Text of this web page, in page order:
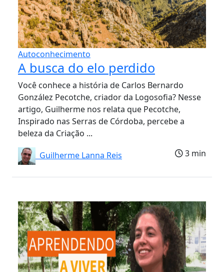
Autoconhecimento
A busca do elo perdido
Você conhece a história de Carlos Bernardo
González Pecotche, criador da Logosofia? Nesse
artigo, Guilherme nos relata que Pecotche,
Inspirado nas Serras de Córdoba, percebe a
beleza da Criação ...
Guilherme Lanna Reis
3 min